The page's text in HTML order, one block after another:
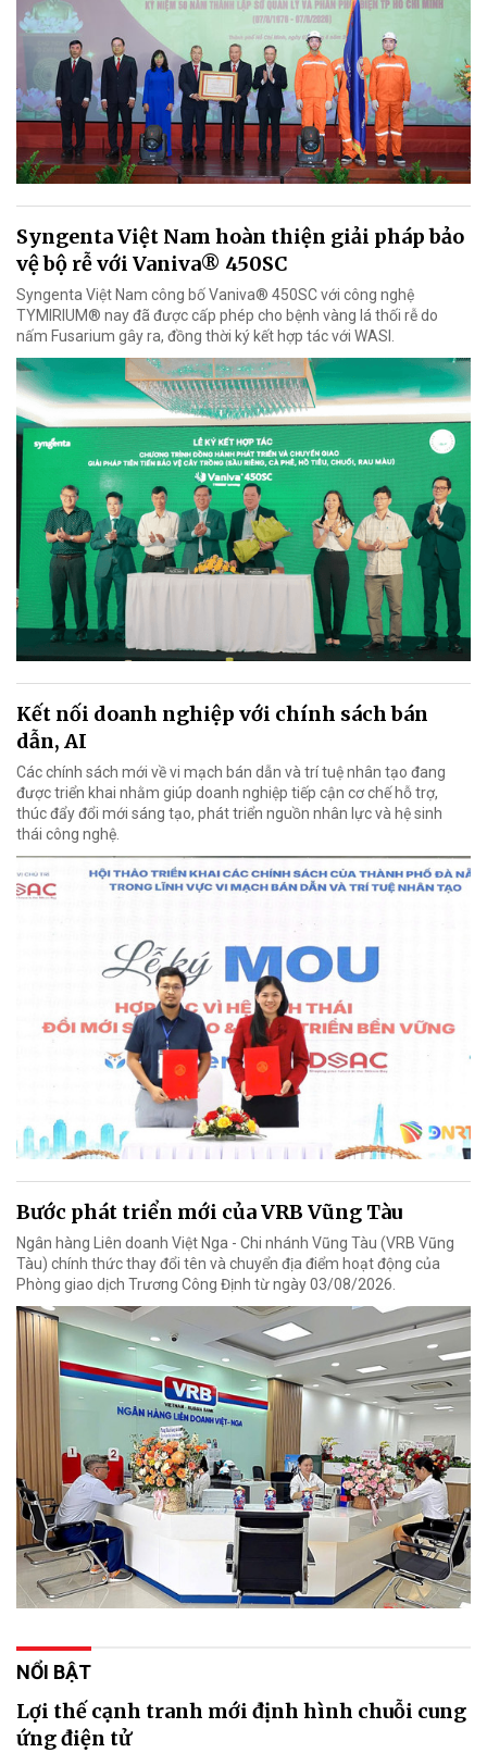
Syngenta Việt Nam hoàn thiện giải pháp bảo
vệ bộ rễ với Vaniva® 450SC
Syngenta Việt Nam công bố Vaniva® 450SC với công nghệ
TYMIRIUM® nay đã được cấp phép cho bệnh vàng lá thối rễ do
nấm Fusarium gây ra, đồng thời ký kết hợp tác với WASI.
Kết nối doanh nghiệp với chính sách bán
dẫn, AI
Các chính sách mới về vi mạch bán dẫn và trí tuệ nhân tạo đang
được triển khai nhằm giúp doanh nghiệp tiếp cận cơ chế hỗ trợ,
thúc đẩy đổi mới sáng tạo, phát triển nguồn nhân lực và hệ sinh
thái công nghệ.
Bước phát triển mới của VRB Vũng Tàu
Ngân hàng Liên doanh Việt Nga - Chi nhánh Vũng Tàu (VRB Vũng
Tàu) chính thức thay đổi tên và chuyển địa điểm hoạt động của
Phòng giao dịch Trương Công Định từ ngày 03/08/2026.
NỔI BẬT
Lợi thế cạnh tranh mới định hình chuỗi cung
ứng điện tử